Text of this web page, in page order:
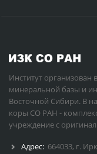
Институт организован
минеральной базы и
Восточной Сибири. В
коры СО РАН -
учреждение с
Адрес: 664033, г.